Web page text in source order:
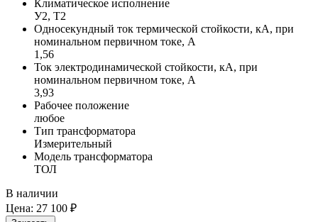
Климатическое исполнение
У2, Т2
Односекундный ток термической стойкости, кА, при
номинальном первичном токе, А
1,56
Ток электродинамической стойкости, кА, при
номинальном первичном токе, А
3,93
Рабочее положение
любое
Тип трансформатора
Измерительный
Модель трансформатора
ТОЛ
В наличии
Цена: 27 100 ₽